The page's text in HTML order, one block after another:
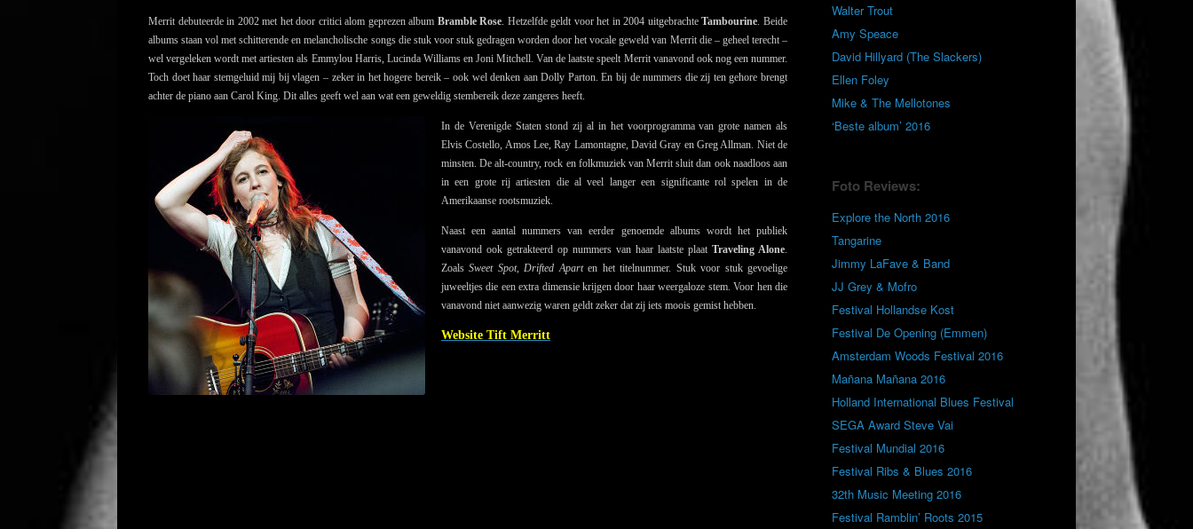
Merrit debuteerde in 2002 met het door critici alom geprezen album Bramble Rose . Hetzelfde geldt voor het in 2004 uitgebrachteTambourine . Beide
albums staan vol met schitterende en melancholische songs die stuk voor stuk gedragen worden door het vocale geweld van Merrit die – geheel terecht –
wel vergeleken wordt met artiesten als Emmylou Harris, Lucinda Williams en Joni Mitchell. Van de laatste speelt Merrit vanavond ook nog een nummer.
Toch doet haar stemgeluid mij bij vlagen – zeker in het hogere bereik – ook wel denken aan Dolly Parton. En bij de nummers die zij ten gehore brengt
achter de piano aan Carol King. Dit alles geeft wel aan wat een geweldig stembereik deze zangeres heeft.
In de Verenigde Staten stond zij al in het voorprogramma van grote namen als
Elvis Costello, Amos Lee, Ray Lamontagne, David Gray en Greg Allman. Niet de
minsten. De alt-country, rock en folkmuziek van Merrit sluit dan ook naadloos aan
in een grote rij artiesten die al veel langer een significante rol spelen in de
Amerikaanse rootsmuziek.
Naast een aantal nummers van eerder genoemde albums wordt het publiek
vanavond ook getrakteerd op nummers van haar laatste plaat Traveling Alone
ZoalsSweet Spot, Drifted Aparten het titelnummer. Stuk voor stuk gevoelige
juweeltjes die een extra dimensie krijgen door haar weergaloze stem. Voor hen die
vanavond niet aanwezig waren geldt zeker dat zij iets moois gemist hebben.
Website Tift Merritt
Walter Trout
Amy Speace
David Hillyard (The Slackers)
Ellen Foley
Mike & The Mellotones
‘Beste album’ 2016
Foto Reviews:
Explore the North 2016
Tangarine
Jimmy LaFave & Band
JJ Grey & Mofro
Festival Hollandse Kost
Festival De Opening (Emmen)
Amsterdam Woods Festival 2016
Mañana Mañana 2016
Holland International Blues Festival
SEGA Award Steve Vai
Festival Mundial 2016
Festival Ribs & Blues 2016
32th Music Meeting 2016
Festival Ramblin’ Roots 2015